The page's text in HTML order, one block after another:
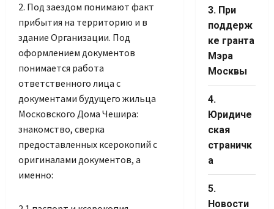
2. Под заездом понимают факт
прибытия на территорию и в
здание Организации. Под
оформлением документов
понимается работа
ответственного лица с
документами будущего жильца
Московского Дома Чешира:
знакомство, сверка
предоставленных ксерокопий с
оригиналами документов, а
именно:
3. При
поддерж
ке гранта
Мэра
Москвы
4.
Юридиче
ская
страничк
а
5.
Новости
Set Youtube
Channel ID